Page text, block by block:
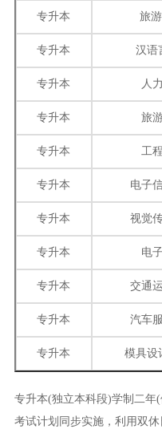
专升本 旅
专升本 汉语
专升本 人
专升本 旅
专升本 工
专升本 电子
专升本 视觉
专升本 电
专升本 交通
专升本 汽车
专升本 模具设
专升本(独立本科段)学制二年
考试计划同步实施，利用双